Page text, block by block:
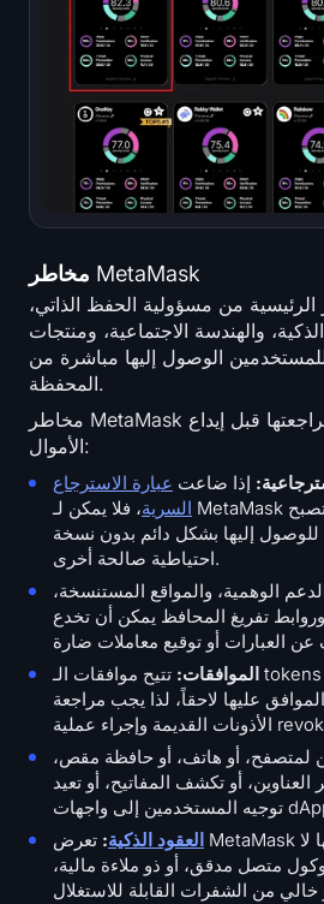
مخاطر MetaMask
الرئيسية من مسؤولية الحفظ الذاتي،
والهندسة الاجتماعية، ومنتجات
الوصول إليها مباشرة من
المحفظة.
مخاطر MetaMask الهامة التي يجب مراجعتها قبل إيداع
الأموال:
إذا ضاعت عبارة الاسترجاع
السرية، فلا يمكن لـ MetaMask استعادة المحفظة، وقد تصبح
للوصول إليها بشكل دائم بدون نسخة
احتياطية صالحة أخرى.
الوهمية، والمواقع المستنسخة،
وروابط تفريغ المحافظ يمكن أن تخدع
الموافقات: تتيح موافقات الـ tokens غير المحدودة للعقود
عليها لاحقاً، لذا يجب مراجعة
لمتصفح، أو هاتف، أو حافظة مقص،
العناوين، أو تكشف المفاتيح، أو تعيد
العقود الذكية: تعرض MetaMask مطالبات المعاملات، لكنها لا
متصل مدقق، أو ذو ملاءة مالية،